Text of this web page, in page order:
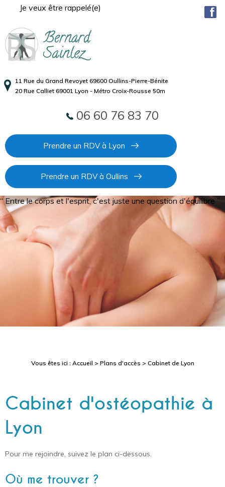
Je veux être rappelé(e)
11 Rue du Grand Revoyet 69600 Oullins-Pierre-Bénite
20 Rue Calliet 69001 Lyon - Métro Croix-Rousse 50m
06 60 76 83 70
Prendre un RDV à Lyon
Prendre un RDV à Oullins
“ Entre le corps et l'esprit, c'est juste une question d'équilibre ”
Vous êtes ici : Accueil > Plans d'accès > Cabinet de Lyon
Cabinet d'ostéopathie à
Lyon
Pour me rejoindre, suivez le plan ci-dessous.
Où me trouver ?